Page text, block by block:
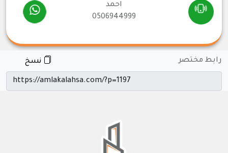
احمد
0506944999
رابط مختصر